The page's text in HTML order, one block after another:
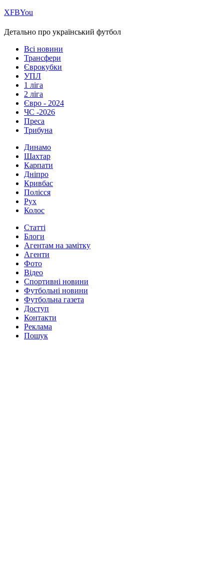
ХFBYou
Детально про український футбол
Всі новини
Трансфери
Єврокубки
УПЛ
1 ліга
2 ліга
Євро - 2024
ЧС -2026
Преса
Трибуна
Динамо
Шахтар
Карпати
Дніпро
Кривбас
Полісся
Рух
Колос
Статті
Блоги
Агентам на замітку
Агенти
Фото
Відео
Спортивні новини
Футбольні новини
Футбольна газета
Доступ
Контакти
Реклама
Пошук